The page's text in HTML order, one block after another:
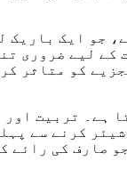
جو ایک
لیے ضروری
کو متاثر
ہے۔ تربیت
کرنے سے
صارف کی رائے